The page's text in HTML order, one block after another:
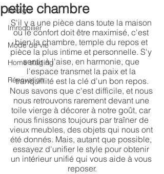
Design
Immobilier
Mode de vie
Home staging
Rénovation
petite chambre
S'il y a une pièce dans toute la maison
où le confort doit être maximisé, c'est
bien la chambre, temple du repos et
pièce la plus intime et personnelle. S'y
sentir à l'aise, en harmonie, que
l'espace transmet la paix et la
tranquillité est la clé d'un bon repos.
Nous savons que c'est difficile, et nous
nous retrouvons rarement devant une
toile vierge à décorer à notre goût, car
nous finissons toujours par traîner de
vieux meubles, des objets qui nous ont
été donnés. Mais, autant que possible,
essayez d'unifier le style pour obtenir
un intérieur unifié qui vous aide à vous
reposer.